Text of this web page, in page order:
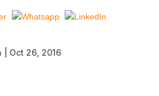
Oct 26, 2016